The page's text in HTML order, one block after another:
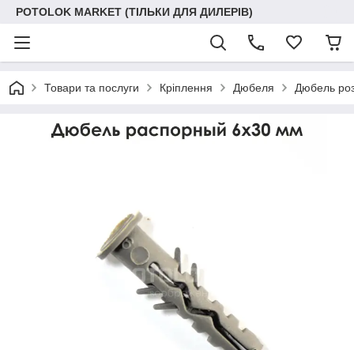
POTOLOK MARKET (ТІЛЬКИ ДЛЯ ДИЛЕРІВ)
Товари та послуги Кріплення Дюбеля Дюбель